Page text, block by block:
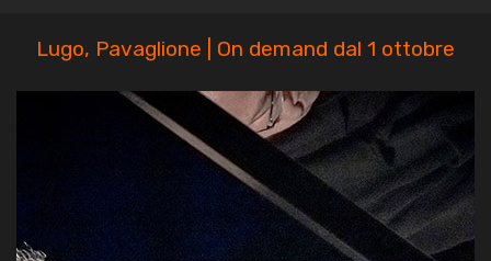
Lugo, Pavaglione | On demand dal 1 ottobre